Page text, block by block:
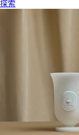
探索